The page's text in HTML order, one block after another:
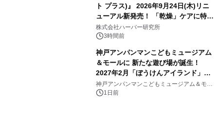
ト プラス)』 2026年9月24日(木)リニ
ューアル新発売！ 「乾燥」ケアに特化
し、ライン使いで潤いに満ちた肌へ
株式会社ハーバー研究所
3時間前
神戸アンパンマンこどもミュージアム
＆モールに 新たな遊び場が誕生！
2027年2月「ぼうけんアイランド」が
オープン
神戸アンパンマンこどもミュージアム＆モー
ル 1日前